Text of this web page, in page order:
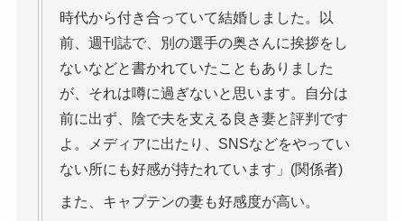
時代から付き合っていて結婚しました。以
前、週刊誌で、別の選手の奥さんに挨拶をし
ないなどと書かれていたこともありました
が、それは噂に過ぎないと思います。自分は
前に出ず、陰で夫を支える良き妻と評判です
よ。メディアに出たり、SNSなどをやってい
ない所にも好感が持たれています」(関係者)
また、キャプテンの妻も好感度が高い。